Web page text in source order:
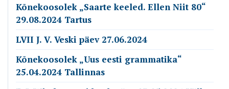
Kõnekoosolek „Saarte keeled. Ellen Niit 80“
29.08.2024 Tartus
LVII J. V. Veski päev 27.06.2024
Kõnekoosolek „Uus eesti grammatika“
25.04.2024 Tallinnas